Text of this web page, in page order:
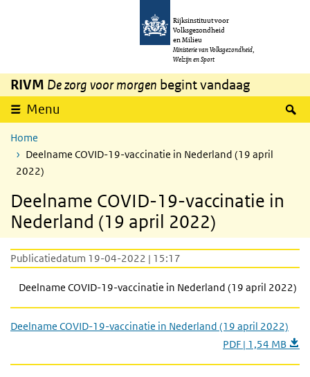
Overslaan en naar de inhoud gaan
Rijksinstituut voor
Volksgezondheid
en Milieu
Ministerie van Volksgezondheid,
Welzijn en Sport
RIVM De zorg voor morgen begint vandaag
Menu
Home
Deelname COVID-19-vaccinatie in Nederland (19 april
2022)
Deelname COVID-19-vaccinatie in
Nederland (19 april 2022)
Publicatiedatum 19-04-2022 | 15:17
Deelname COVID-19-vaccinatie in Nederland (19 april 2022)
Deelname COVID-19-vaccinatie in Nederland (19 april 2022)
PDF | 1,54 MB